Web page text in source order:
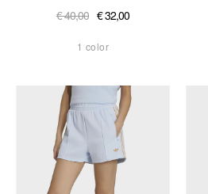
€ 40,00 € 32,00
1 color